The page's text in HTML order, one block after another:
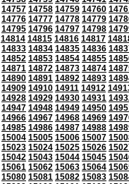
14757 14758 14759 14760
14776 14777 14778 14779
14795 14796 14797 14798
14814 14815 14816 14817
14833 14834 14835 14836
14852 14853 14854 14855
14871 14872 14873 14874
14890 14891 14892 14893
14909 14910 14911 14912
14928 14929 14930 14931
14947 14948 14949 14950
14966 14967 14968 14969
14985 14986 14987 14988
15004 15005 15006 15007
15023 15024 15025 15026
15042 15043 15044 15045
15061 15062 15063 15064
15080 15081 15082 15083